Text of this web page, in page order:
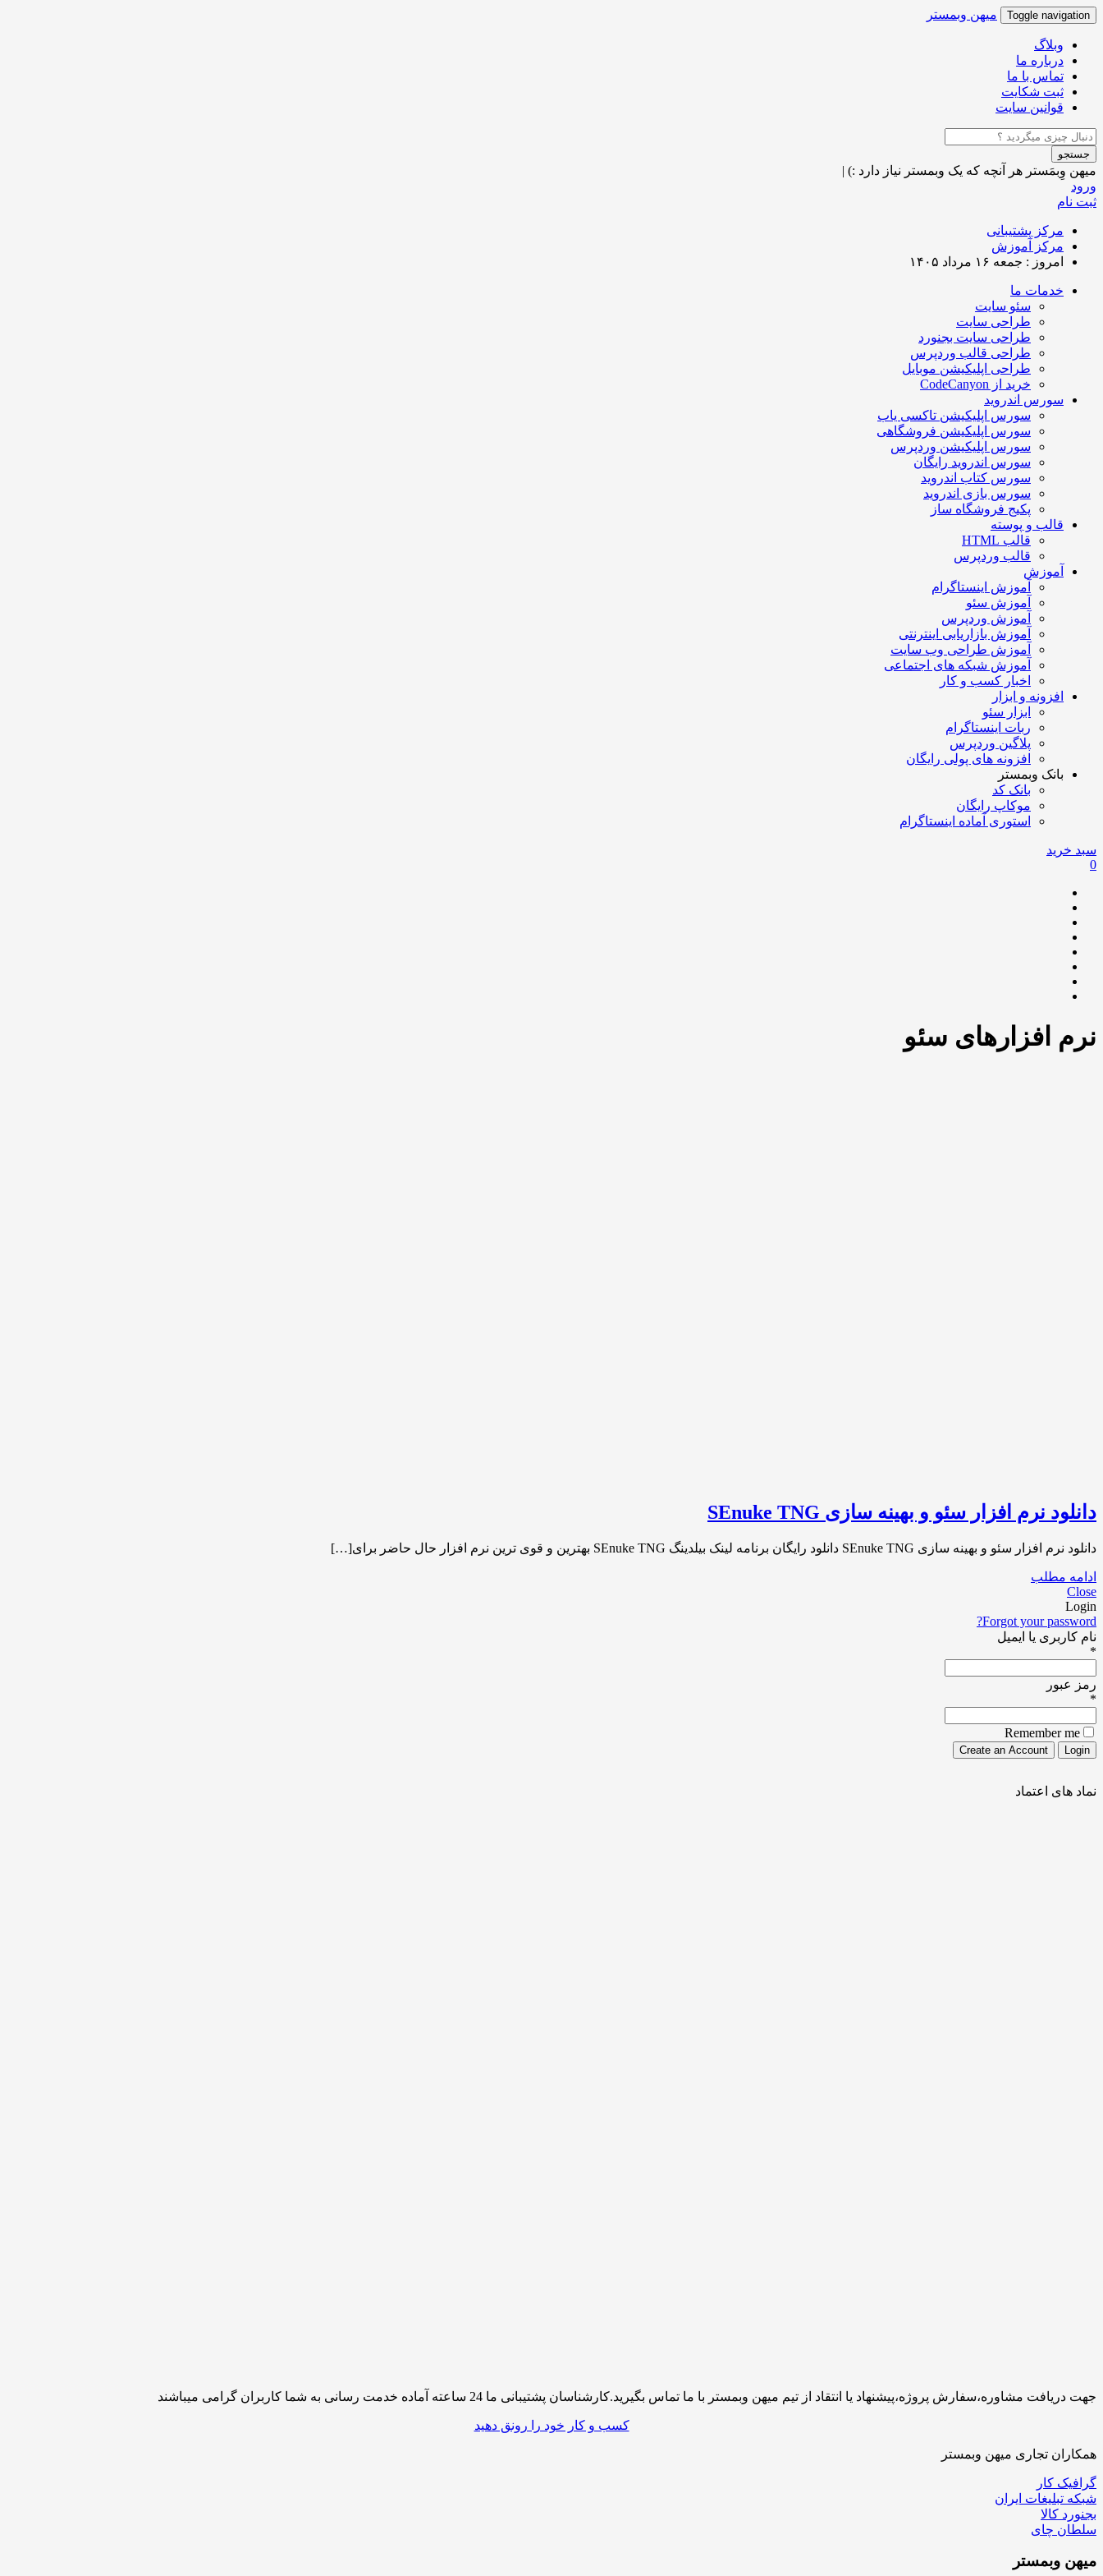
Toggle navigation میهن وبمستر
وبلاگ
درباره ما
تماس با ما
ثبت شکایت
قوانین سایت
جستجو
میهن وِبمَستر هر آنچه که یک وبمستر نیاز دارد :) |
ورود
ثبت نام
مرکز پشتیبانی
مرکز آموزش
امروز : جمعه ۱۶ مرداد ۱۴۰۵
خدمات ما
سئو سایت
طراحی سایت
طراحی سایت بجنورد
طراحی قالب وردپرس
طراحی اپلیکیشن موبایل
خرید از CodeCanyon
سورس اندروید
سورس اپلیکیشن تاکسی یاب
سورس اپلیکیشن فروشگاهی
سورس اپلیکیشن وردپرس
سورس اندروید رایگان
سورس کتاب اندروید
سورس بازی اندروید
پکیج فروشگاه ساز
قالب و پوسته
قالب HTML
قالب وردپرس
آموزش
آموزش اینستاگرام
آموزش سئو
آموزش وردپرس
آموزش بازاریابی اینترنتی
آموزش طراحی وب سایت
آموزش شبکه های اجتماعی
اخبار کسب و کار
افزونه و ابزار
ابزار سئو
ربات اینستاگرام
پلاگین وردپرس
افزونه های پولی رایگان
بانک وبمستر
بانک کد
موکاپ رایگان
استوری آماده اینستاگرام
سبد خرید
0
نرم افزارهای سئو
دانلود نرم افزار سئو و بهینه سازی SEnuke TNG
دانلود نرم افزار سئو و بهینه سازی SEnuke TNG دانلود رایگان برنامه لینک بیلدینگ SEnuke TNG بهترین و قوی ترین نرم افزار حال حاضر برای[…]
ادامه مطلب
Close
Login
Forgot your password?
نام کاربری یا ایمیل
*
رمز عبور
*
Remember me
نماد های اعتماد
جهت دریافت مشاوره،سفارش پروژه،پیشنهاد یا انتقاد از تیم میهن وبمستر با ما تماس بگیرید.کارشناسان پشتیبانی ما 24 ساعته آماده خدمت رسانی به شما کاربران گرامی میباشند
کسب و کار خود را رونق دهید
همکاران تجاری میهن وبمستر
گرافیک کار
شبکه تبلیغات ایران
بجنورد کالا
سلطان چای
میهن وبمستر